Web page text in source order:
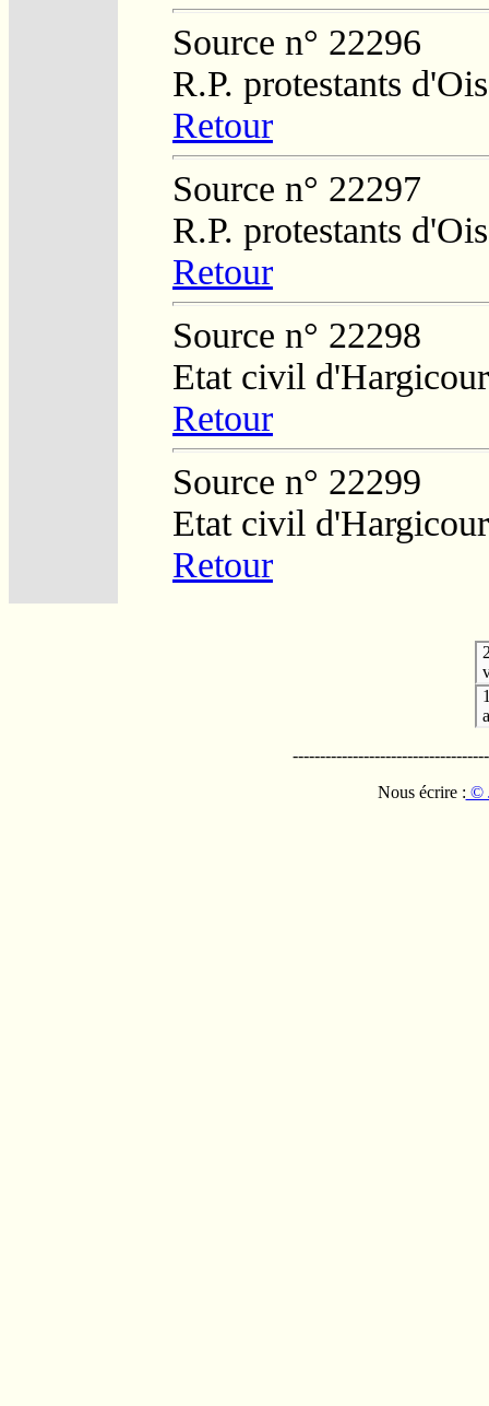
Source n° 22296
R.P. protestants
Retour
Source n° 22297
R.P. protestants
Retour
Source n° 22298
Etat civil
Retour
Source n° 22299
Etat civil
Retour
Nous écrire : ©